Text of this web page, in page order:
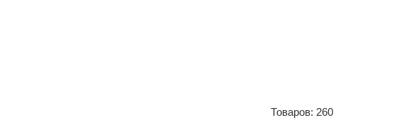
Товаров: 260